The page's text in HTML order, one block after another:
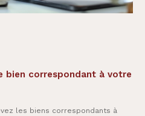
bien correspondant à votre
les biens correspondants à